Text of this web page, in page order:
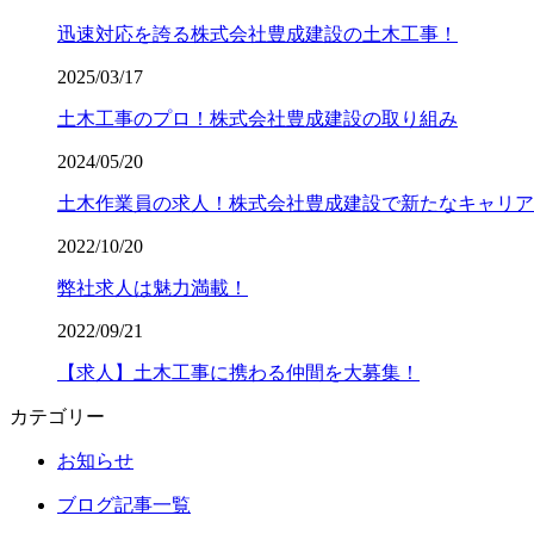
迅速対応を誇る株式会社豊成建設の土木工事！
2025/03/17
土木工事のプロ！株式会社豊成建設の取り組み
2024/05/20
土木作業員の求人！株式会社豊成建設で新たなキャリア
2022/10/20
弊社求人は魅力満載！
2022/09/21
【求人】土木工事に携わる仲間を大募集！
カテゴリー
お知らせ
ブログ記事一覧